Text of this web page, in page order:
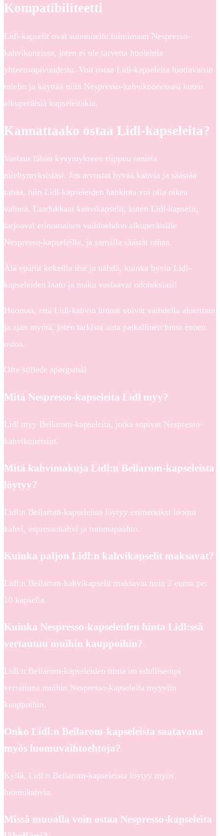
Kompatibiliteetti
Lidl-kapselit ovat suunniteltu toimimaan Nespresso-
kahvikoneissa, joten ei ole tarvetta huolehtia
yhteensopivuudesta. Voit ostaa Lidl-kapseleita luottavaisin
mielin ja käyttää niitä Nespresso-kahvikoneessasi kuten
alkuperäisiä kapseleitakin.
Kannattaako ostaa Lidl-kapseleita?
Vastaus tähän kysymykseen riippuu omista
mieltymyksistäsi. Jos arvostat hyvää kahvia ja säästää
rahaa, niin Lidl-kapseleiden hankinta voi olla oikea
valinta. Laadukkaat kahvikapselit, kuten Lidl-kapselit,
tarjoavat erinomaisen vaihtoehdon alkuperäisille
Nespresso-kapseleille, ja samalla säästät rahaa.
Älä epäröi kokeilla itse ja nähdä, kuinka hyvin Lidl-
kapseleiden laatu ja maku vastaavat odotuksiasi!
Huomaa, että Lidl-kahvin hinnat voivat vaihdella alueittain
ja ajan myötä, joten tarkista aina paikallinen hinta ennen
ostoa.
Ofte stillede spørgsmål
Mitä Nespresso-kapseleita Lidl myy?
Lidl myy Bellarom-kapseleita, jotka sopivat Nespresso-
kahvikoneisiin.
Mitä kahvimakuja Lidl:n Bellarom-kapseleista
löytyy?
Lidl:n Bellarom-kapseleista löytyy esimerkiksi luomu
kahvi, espressokahvi ja tummapaahto.
Kuinka paljon Lidl:n kahvikapselit maksavat?
Lidl:n Bellarom-kahvikapselit maksavat noin 2 euroa per
10 kapselia.
Kuinka Nespresso-kapseleiden hinta Lidl:ssä
vertautuu muihin kauppoihin?
Lidl:n Bellarom-kapseleiden hinta on edullisempi
verrattuna muihin Nespresso-kapseleita myyviin
kauppoihin.
Onko Lidl:n Bellarom-kapseleista saatavana
myös luomuvaihtoehtoja?
Kyllä, Lidl:n Bellarom-kapseleista löytyy myös
luomukahvia.
Missä muualla voin ostaa Nespresso-kapseleita